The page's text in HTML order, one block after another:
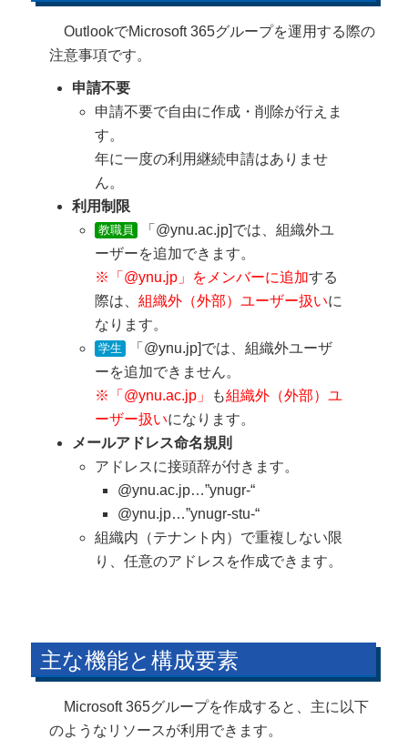
OutlookでMicrosoft 365グループを運用する際の
注意事項です。
申請不要
申請不要で自由に作成・削除が行えま
す。
年に一度の利用継続申請はありませ
ん。
利用制限
教職員
「@ynu.ac.jp]では、組織外ユ
ーザーを追加できます。
※「@ynu.jp」をメンバーに追加する
際は、組織外（外部）ユーザー扱いに
なります。
学生
「@ynu.jp]では、組織外ユーザ
ーを追加できません。
※「@ynu.ac.jp」
も組織外（外部）ユ
ーザー扱いになります。
メールアドレス命名規則
アドレスに接頭辞が付きます。
@ynu.ac.jp…”ynugr-“
@ynu.jp…”ynugr-stu-“
組織内（テナント内）で重複しない限
り、任意のアドレスを作成できます。
主な機能と構成要素
Microsoft 365グループを作成すると、主に以下
のようなリソースが利用できます。